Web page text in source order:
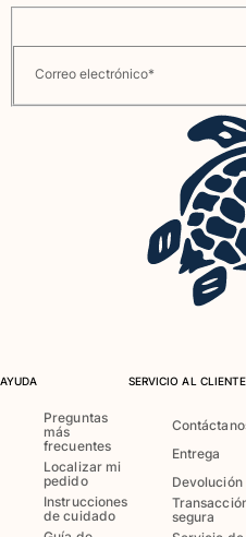
Correo electrónico*
AYUDA
Preguntas
más
frecuentes
Localizar mi
pedido
Instrucciones
de cuidado
SERVICIO AL CLIENTE
Entrega
Devolución
segura